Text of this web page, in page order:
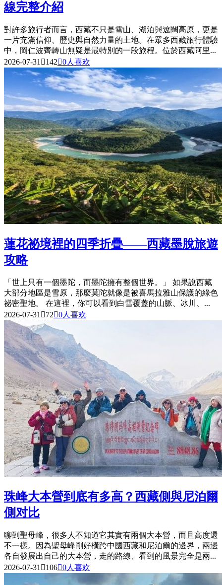
線完整介紹
對許多旅行者而言，西藏不只是雪山、湖泊與遼闊高原，更是
一片充滿信仰、歷史與自然力量的土地。在眾多西藏旅行體驗
中，岡仁波齊轉山無疑是最特別的一段旅程。位於西藏阿里...
2026-07-31 1420人喜欢
蓮花祕境裡的四季折疊——西藏墨脫旅遊
攻略
「世上只有一個墨陀，而墨陀擁有整個世界。」 如果說西藏
大部分地區是雪原，那麼莫陀就像是被喜馬拉雅山保護的綠色
祕密聖地。 在這裡，你可以看到白雪覆蓋的山脈、冰川、...
2026-07-31 720人喜欢
珠峰大本營到底有多高？西藏側與尼泊爾
側对比
聊到聖母峰，很多人不知道它其實有兩個大本營，而且高度還
不一樣。因為聖母峰剛好橫跨中國西藏和尼泊爾的邊界，兩邊
各自發展出自己的大本營，走的路線、看到的風景完全是兩...
2026-07-31 1060人喜欢